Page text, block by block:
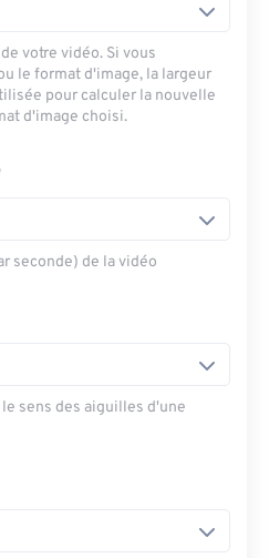
votre vidéo. Si vous
le format d'image, la largeur
pour calculer la nouvelle
d'image choisi.
seconde) de la vidéo
sens des aiguilles d'une